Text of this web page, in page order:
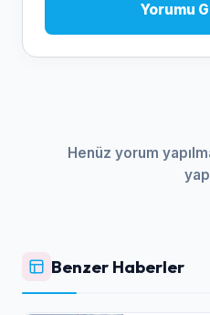
Yorumu
Henüz yorum
Benzer Haberler